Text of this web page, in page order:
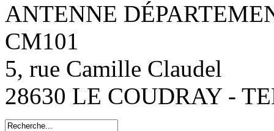
ANTENNE
CM101
5, rue Camille Claudel
28630 LE COUDRAY -